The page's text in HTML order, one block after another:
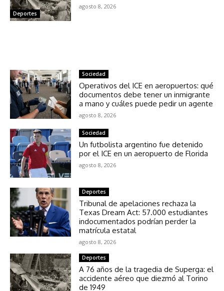
Deportes
agosto 8, 2026
Sociedad
Operativos del ICE en aeropuertos: qué
documentos debe tener un inmigrante
a mano y cuáles puede pedir un agente
agosto 8, 2026
Sociedad
Un futbolista argentino fue detenido
por el ICE en un aeropuerto de Florida
agosto 8, 2026
Deportes
Tribunal de apelaciones rechaza la
Texas Dream Act: 57.000 estudiantes
indocumentados podrían perder la
matrícula estatal
agosto 8, 2026
Deportes
A 76 años de la tragedia de Superga: el
accidente aéreo que diezmó al Torino
de 1949